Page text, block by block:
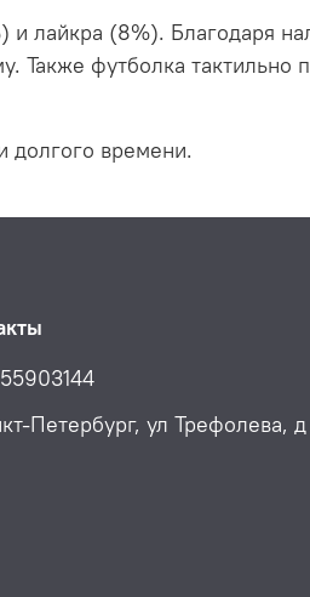
и лайкра (8%). Благодаря
. Также футболка тактильно
долгого времени.
Петербург, ул Трефолева,